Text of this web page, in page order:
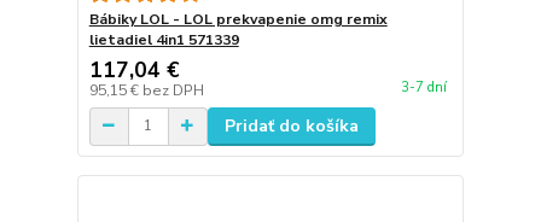
Bábiky LOL - LOL prekvapenie omg remix
lietadiel 4in1 571339
117,04 €
95,15 € bez DPH 3-7 dní
Pridať do košíka